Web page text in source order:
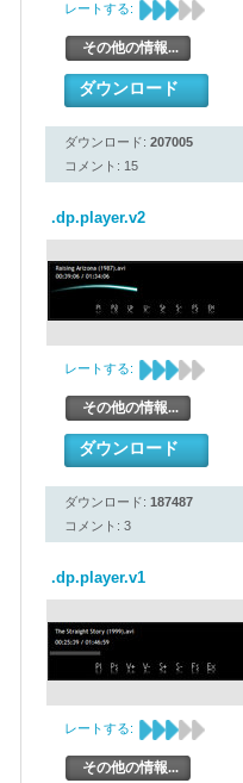
レートする:
その他の情報...
ダウンロード
ダウンロード: 207005
コメント: 15
.dp.player.v2
レートする:
その他の情報...
ダウンロード
ダウンロード: 187487
コメント: 3
.dp.player.v1
レートする:
その他の情報...